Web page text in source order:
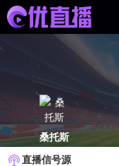
桑托斯
直播信号源